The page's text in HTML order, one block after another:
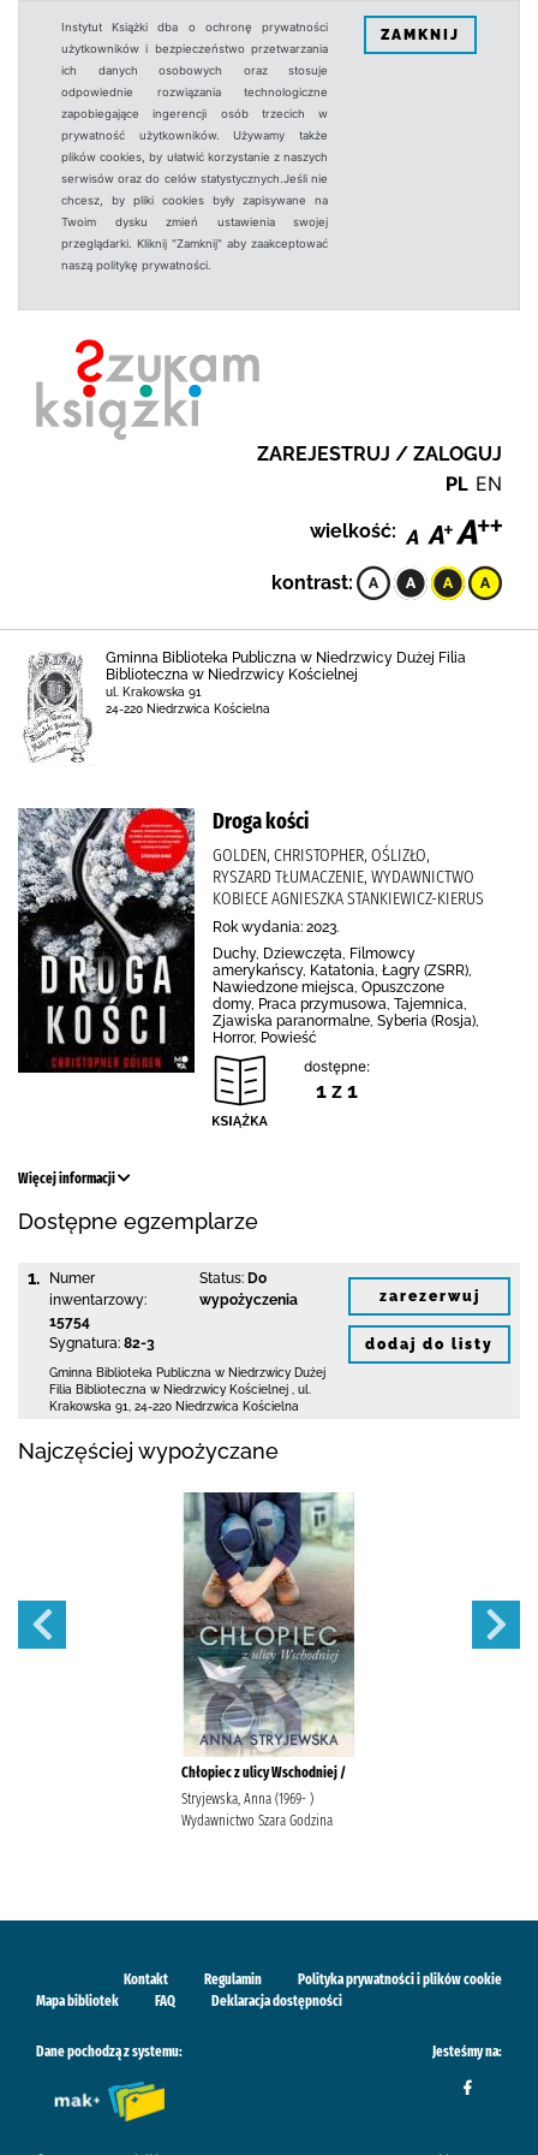
Instytut Książki dba o ochronę prywatności
użytkowników i bezpieczeństwo przetwarzania
ich danych osobowych oraz stosuje
odpowiednie rozwiązania technologiczne
zapobiegające ingerencji osób trzecich w
prywatność użytkowników. Używamy także
plików cookies, by ułatwić korzystanie z naszych
serwisów oraz do celów statystycznych.Jeśli nie
chcesz, by pliki cookies były zapisywane na
Twoim dysku zmień ustawienia swojej
przeglądarki. Kliknij "Zamknij" aby zaakceptować
naszą politykę prywatności.
ZAMKNIJ
ZAREJESTRUJ / ZALOGUJ
PL EN
wielkość:
kontrast:
Gminna Biblioteka Publiczna w Niedrzwicy Dużej Filia
Biblioteczna w Niedrzwicy Kościelnej
ul. Krakowska 91
24-220 Niedrzwica Kościelna
Droga kości
GOLDEN, CHRISTOPHER, OŚLIZŁO,
RYSZARD TŁUMACZENIE, WYDAWNICTWO
KOBIECE AGNIESZKA STANKIEWICZ-KIERUS
Rok wydania: 2023.
Duchy, Dziewczęta, Filmowcy
amerykańscy, Katatonia, Łagry (ZSRR),
Nawiedzone miejsca, Opuszczone
domy, Praca przymusowa, Tajemnica,
Zjawiska paranormalne, Syberia (Rosja),
Horror, Powieść
dostępne:
1 z 1
Więcej informacji
Dostępne egzemplarze
1.
Numer
inwentarzowy:
15754
Sygnatura: 82-3
Status: Do
wypożyczenia
Gminna Biblioteka Publiczna w Niedrzwicy Dużej
Filia Biblioteczna w Niedrzwicy Kościelnej
ul.
Krakowska 91
24-220 Niedrzwica Kościelna
zarezerwuj
dodaj do listy
Najczęściej wypożyczane
Chłopiec z ulicy Wschodniej /
Stryjewska, Anna (1969- )
Wydawnictwo Szara Godzina
Kontakt Regulamin
Polityka prywatności i plików cookie
Mapa bibliotek
FAQ Deklaracja dostępności
Dane pochodzą z systemu: Jesteśmy na: